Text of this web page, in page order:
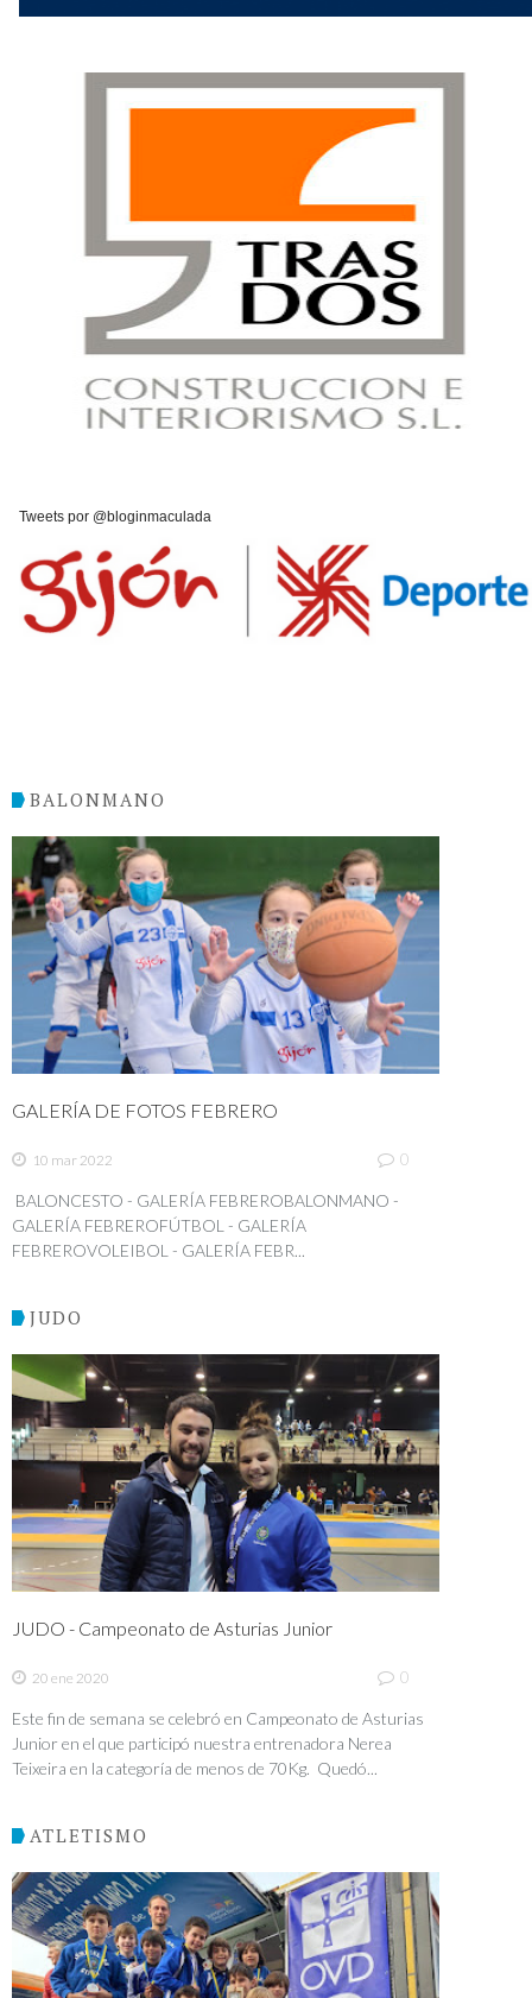
Tweets por @bloginmaculada
BALONMANO
GALERÍA DE FOTOS FEBRERO
10 mar 2022 0
BALONCESTO - GALERÍA FEBREROBALONMANO -
GALERÍA FEBREROFÚTBOL - GALERÍA
FEBREROVOLEIBOL - GALERÍA FEBR...
JUDO
JUDO - Campeonato de Asturias Junior
20 ene 2020 0
Este fin de semana se celebró en Campeonato de Asturias
Junior en el que participó nuestra entrenadora Nerea
Teixeira en la categoría de menos de 70Kg. Quedó...
ATLETISMO